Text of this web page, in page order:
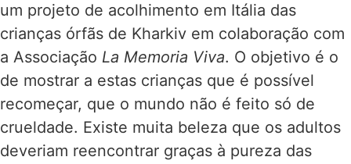
um projeto de acolhimento em Itália das
crianças órfãs de Kharkiv em colaboração com
a Associação La Memoria Viva. O objetivo é o
de mostrar a estas crianças que é possível
recomeçar, que o mundo não é feito só de
crueldade. Existe muita beleza que os adultos
deveriam reencontrar graças à pureza das